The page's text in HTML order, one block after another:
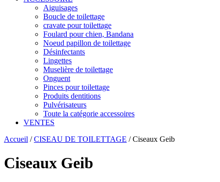
Aiguisages
Boucle de toilettage
cravate pour toilettage
Foulard pour chien, Bandana
Noeud papillon de toilettage
Désinfectants
Lingettes
Muselière de toilettage
Onguent
Pinces pour toilettage
Produits dentitions
Pulvérisateurs
Toute la catégorie accessoires
VENTES
Accueil /CISEAU DE TOILETTAGE /Ciseaux Geib
Ciseaux Geib